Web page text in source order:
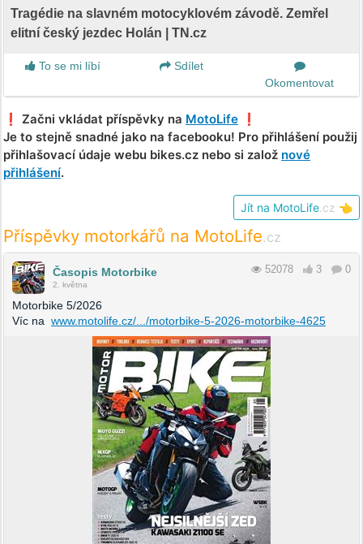
Tragédie na slavném motocyklovém závodě. Zemřel
elitní český jezdec Holán | TN.cz
To se mi líbí
Sdílet
Okomentovat
❗️ Začni vkládat příspěvky na MotoLife ❗️
Je to stejně snadné jako na facebooku! Pro přihlášení použij
přihlašovací údaje webu bikes.cz nebo si založ nové
přihlášení.
Jít na MotoLife.cz 👈
Příspěvky motorkářů na MotoLife.cz
Časopis Motorbike
2. května
52078 3 0
Motorbike 5/2026
Víc na www.motolife.cz/.../motorbike-5-2026-motorbike-4625